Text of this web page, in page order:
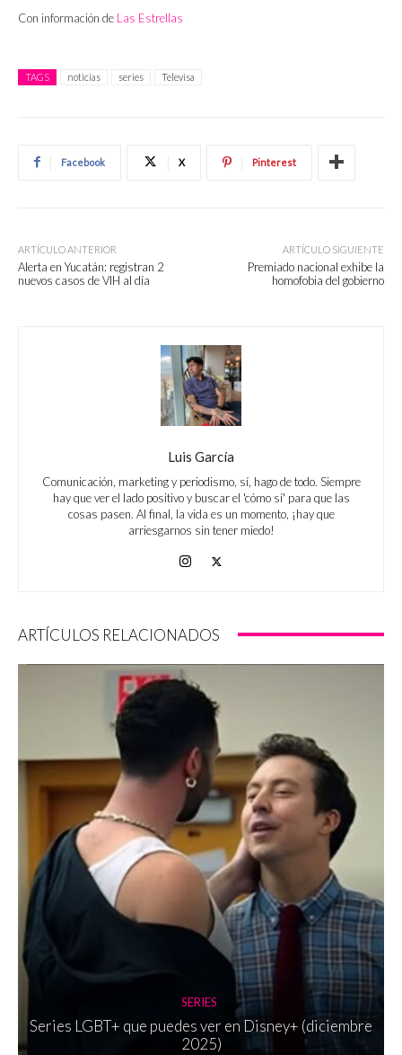
Con información de Las Estrellas
TAGS noticias series Televisa
Facebook X Pinterest
ARTÍCULO ANTERIOR
Alerta en Yucatán: registran 2
nuevos casos de VIH al día
ARTÍCULO SIGUIENTE
Premiado nacional exhibe la
homofobia del gobierno
Luis García
Comunicación, marketing y periodismo, sí, hago de todo. Siempre
hay que ver el lado positivo y buscar el 'cómo sí' para que las
cosas pasen. Al final, la vida es un momento, ¡hay que
arriesgarnos sin tener miedo!
ARTÍCULOS RELACIONADOS
SERIES
Series LGBT+ que puedes ver en Disney+ (diciembre
2025)